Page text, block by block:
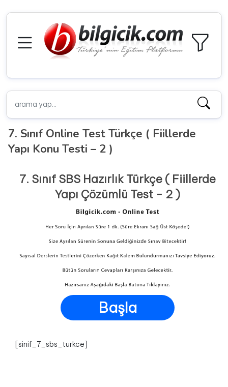
7. Sınıf Online Test Türkçe ( Fiillerde
Yapı Konu Testi – 2 )
7. Sınıf SBS Hazırlık Türkçe ( Fiillerde
Yapı Çözümlü Test - 2 )
Başla
[sinif_7_sbs_turkce]